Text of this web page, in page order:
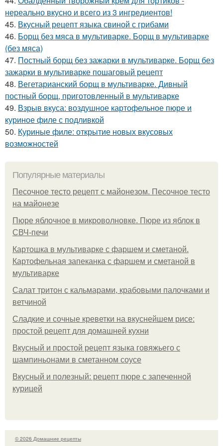
нереально вкусно и всего из 3 ингредиентов!
45. Вкусный рецепт языка свиной с грибами
46. Борщ без мяса в мультиварке. Борщ в мультиварке
(без мяса)
47. Постный борщ без зажарки в мультиварке. Борщ без
зажарки в мультиварке пошаговый рецепт
48. Вегетарианский борщ в мультиварке. Дивный
постный борщ, приготовленный в мультиварке
49. Взрыв вкуса: воздушное картофельное пюре и
куриное филе с подливкой
50. Куриные филе: открытие новых вкусовых
возможностей
Популярные материалы
Песочное тесто рецепт с майонезом. Песочное тесто
на майонезе
Пюре яблочное в микроволновке. Пюре из яблок в
СВЧ-печи
Картошка в мультиварке с фаршем и сметаной.
Картофельная запеканка с фаршем и сметаной в
мультиварке
Салат тритон с кальмарами, крабовыми палочками и
ветчиной
Сладкие и сочные креветки на вкуснейшем рисе:
простой рецепт для домашней кухни
Вкусный и простой рецепт языка говяжьего с
шампиньонами в сметанном соусе
Вкусный и полезный: рецепт пюре с запеченной
курицей
© 2026 Домашние рецепты